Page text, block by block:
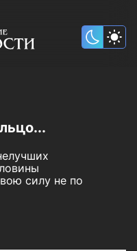
силу не по